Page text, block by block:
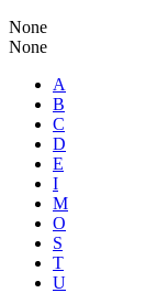
None
None
A
B
C
D
E
I
M
O
S
T
U